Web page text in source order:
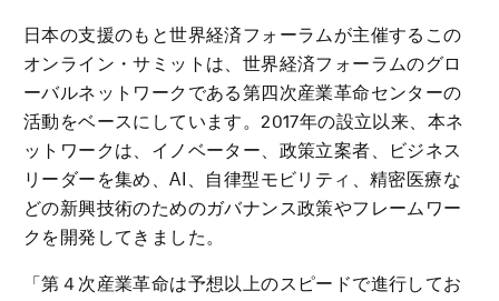
日本の支援のもと世界経済フォーラムが主催するこの
オンライン・サミットは、世界経済フォーラムのグロ
ーバルネットワークである第四次産業革命センターの
活動をベースにしています。2017年の設立以来、本ネ
ットワークは、イノベーター、政策立案者、ビジネス
リーダーを集め、AI、自律型モビリティ、精密医療な
どの新興技術のためのガバナンス政策やフレームワー
クを開発してきました。
「第４次産業革命は予想以上のスピードで進行してお